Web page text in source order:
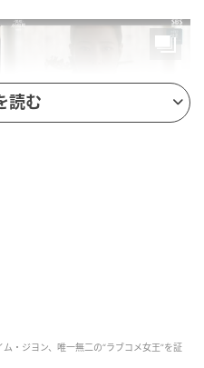
行き来する複雑な感情を
読む
ム・ジヨン、唯一無二の“ラブコメ女王”を証